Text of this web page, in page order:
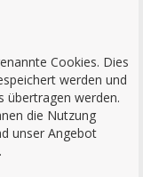
Cookies. Dies
werden und
übertragen werden.
die Nutzung
unser Angebot